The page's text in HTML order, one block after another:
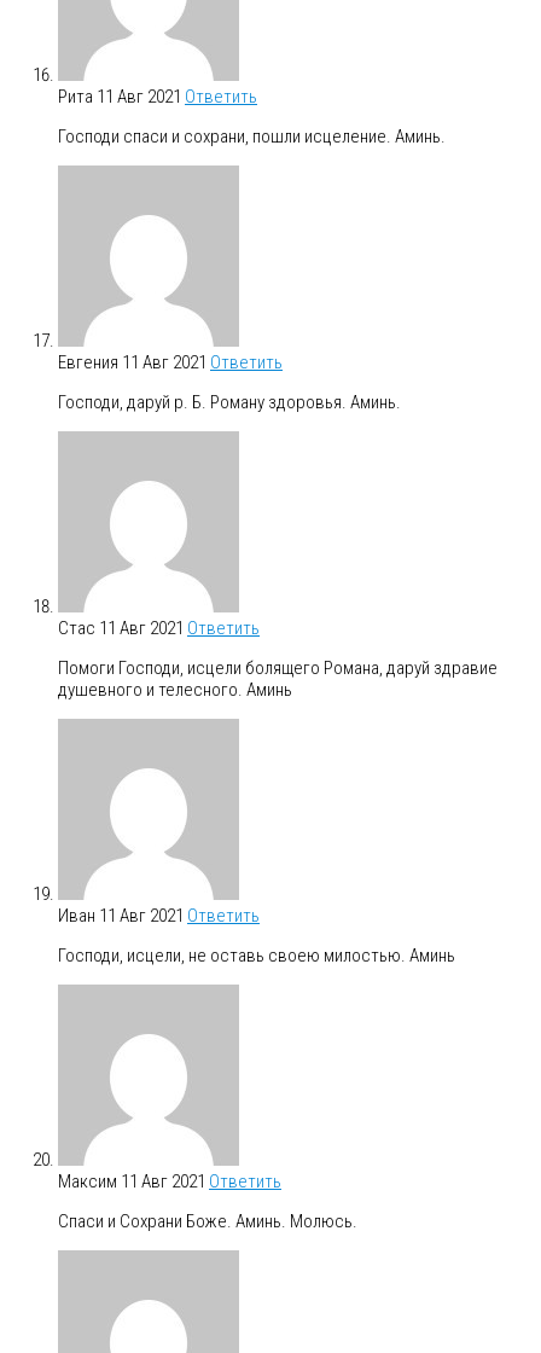
Рита 11 Авг 2021 Ответить
Господи спаси и сохрани, пошли исцеление. Аминь.
Евгения 11 Авг 2021 Ответить
Господи, даруй р. Б. Роману здоровья. Аминь.
Стас 11 Авг 2021 Ответить
Помоги Господи, исцели болящего Романа, даруй здравие
душевного и телесного. Аминь
Иван 11 Авг 2021 Ответить
Господи, исцели, не оставь своею милостью. Аминь
Максим 11 Авг 2021 Ответить
Спаси и Сохрани Боже. Аминь. Молюсь.